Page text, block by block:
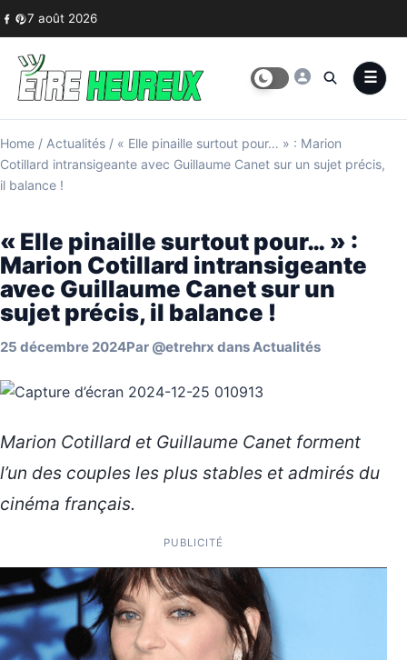
Skip to content
7 août 2026
Home / Actualités / « Elle pinaille surtout pour… » : Marion
Cotillard intransigeante avec Guillaume Canet sur un sujet précis,
il balance !
« Elle pinaille surtout pour… » :
Marion Cotillard intransigeante
avec Guillaume Canet sur un
sujet précis, il balance !
25 décembre 2024Par @etrehrx dansActualités
Marion Cotillard et Guillaume Canet forment
l’un des couples les plus stables et admirés du
cinéma français.
PUBLICITÉ